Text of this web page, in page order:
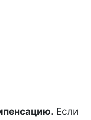
Если